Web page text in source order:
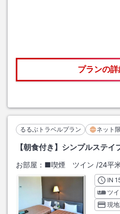
プランの
るるぶトラベルプラン ネット
【朝食付き】シンプルステイ
お部屋： ■喫煙 ツイン /24平
IN
ツ
現